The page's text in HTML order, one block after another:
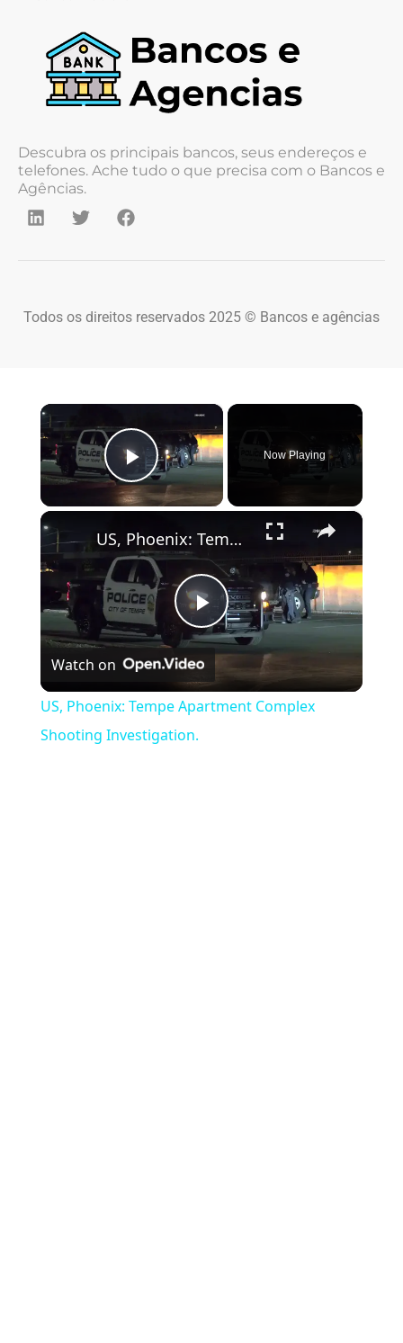
Descubra os principais bancos, seus endereços e
telefones. Ache tudo o que precisa com o Bancos e
Agências.
Todos os direitos reservados 2025 © Bancos e agências
×
Play Video
Now Playing
×
Play Video
US, Phoenix: Tempe Apartment Complex Shooting Investigation.
Watch on
US, Phoenix: Tempe Apartment Complex
Shooting Investigation.